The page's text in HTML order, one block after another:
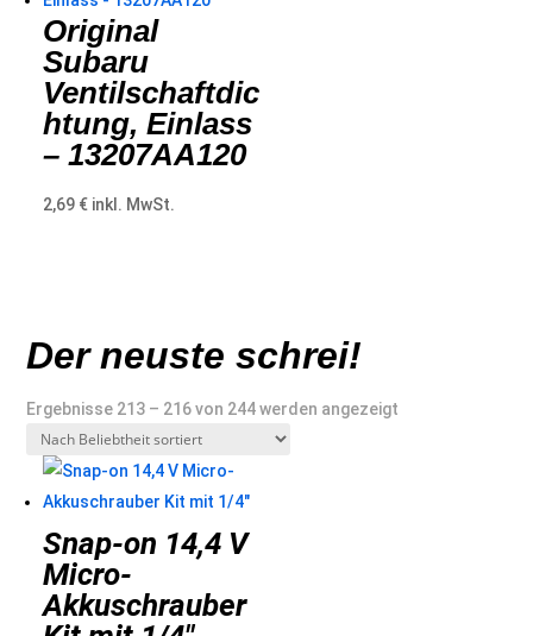
Original
Subaru
Ventilschaftdic
htung, Einlass
– 13207AA120
2,69 € inkl. MwSt.
Der neuste schrei!
Ergebnisse 213 – 216 von 244 werden angezeigt
Snap-on 14,4 V
Micro-
Akkuschrauber